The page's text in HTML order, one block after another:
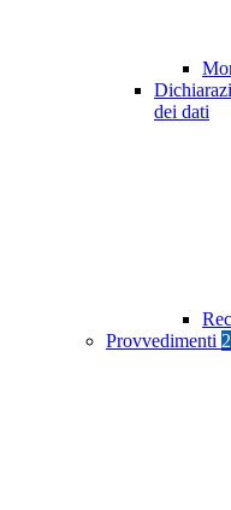
dei dati
Provvedimenti 2